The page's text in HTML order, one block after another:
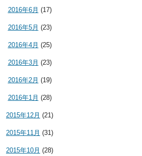
2016年6月 (17)
2016年5月 (23)
2016年4月 (25)
2016年3月 (23)
2016年2月 (19)
2016年1月 (28)
2015年12月 (21)
2015年11月 (31)
2015年10月 (28)